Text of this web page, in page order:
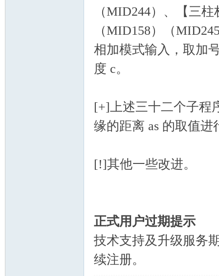
（MID244）、【三
（MID158）（
相加模式输入，取加
度 c。
[+]上述三十二个子程
缘的距离 as 的取值进
[!]其他一些改进。
正式用户过期提示
技术支持及升级服务
续注册。